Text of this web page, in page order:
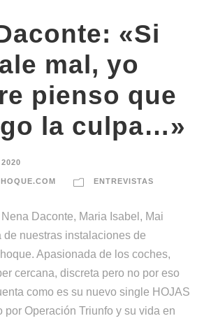
«Si
mal, yo
pienso que
la culpa…»
ENTREVISTAS
Daconte, Maria Isabel, Mai
de nuestras instalaciones de
Apasionada de los coches,
cercana, discreta pero no por eso
como es su nuevo single HOJAS
por Operación Triunfo y su vida en